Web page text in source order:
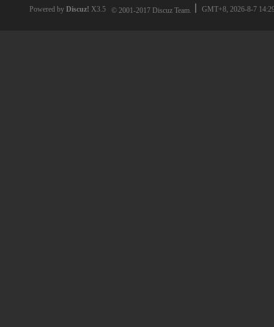
Powered by Discuz! X3.5 © 2001-2017 Discuz Team. GMT+8, 2026-8-7